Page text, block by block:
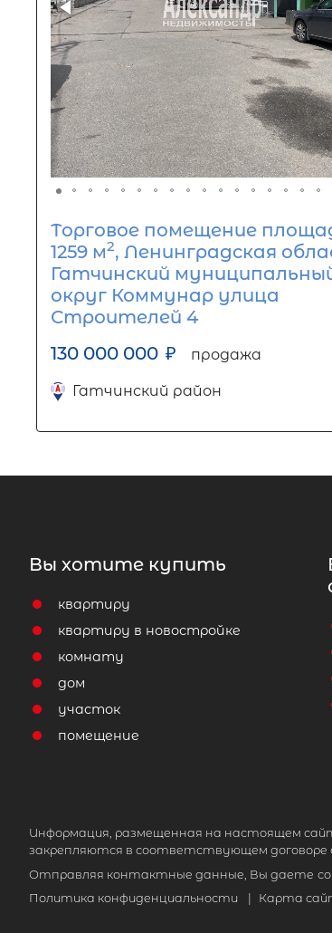
Торговое помещение
1259 м2, Ленинградская
Гатчинский
округ Коммунар улица
Строителей 4
130 000 000 ₽ продажа
Гатчинский район
Вы хотите купить
квартиру
квартиру в новостройке
комнату
дом
участок
помещение
Информация, размещенная на настоящем
закрепляются в соответствующем договоре
Отправляя контактные данные, Вы даете
Политика конфиденциальности
Карта